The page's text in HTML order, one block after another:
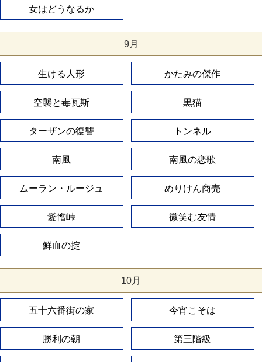
女はどうなるか
9月
生ける人形 かたみの傑作
空襲と毒瓦斯 黒猫
ターザンの復讐 トンネル
南風 南風の恋歌
ムーラン・ルージュ めりけん商売
愛憎峠 微笑む友情
鮮血の掟
10月
五十六番街の家 今宵こそは
勝利の朝 第三階級